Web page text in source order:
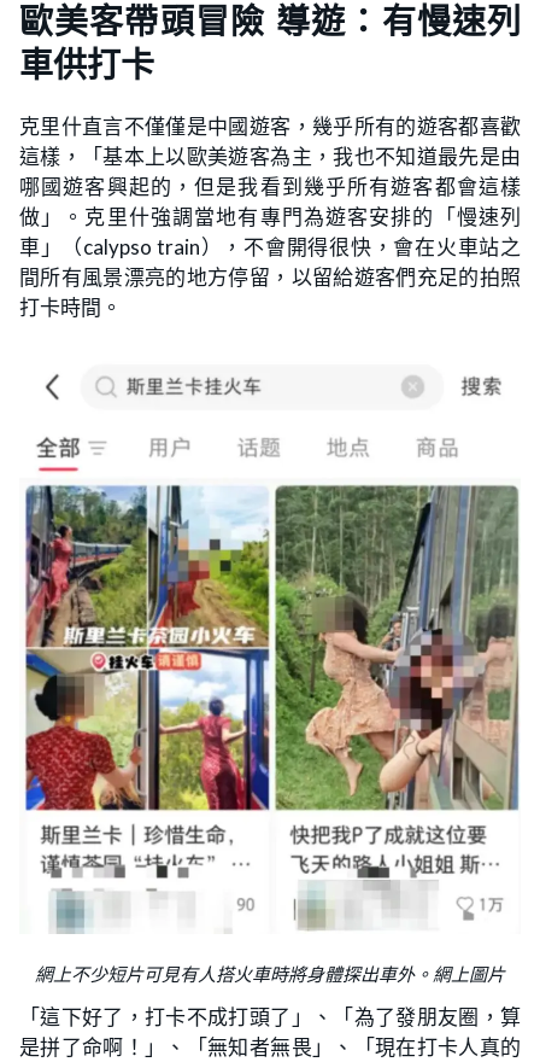
歐美客帶頭冒險 導遊：有慢速列
車供打卡
克里什直言不僅僅是中國遊客，幾乎所有的遊客都喜歡
這樣，「基本上以歐美遊客為主，我也不知道最先是由
哪國遊客興起的，但是我看到幾乎所有遊客都會這樣
做」。克里什強調當地有專門為遊客安排的「慢速列
車」（calypso train），不會開得很快，會在火車站之
間所有風景漂亮的地方停留，以留給遊客們充足的拍照
打卡時間。
網上不少短片可見有人搭火車時將身體探出車外。網上圖片
「這下好了，打卡不成打頭了」、「為了發朋友圈，算
是拼了命啊！」、「無知者無畏」、「現在打卡人真的